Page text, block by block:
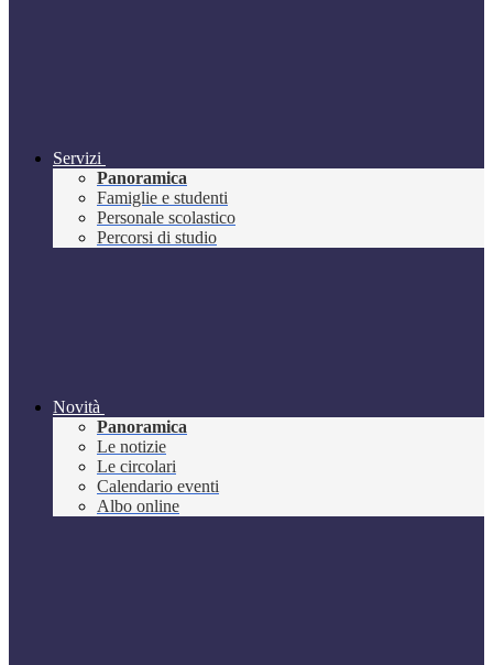
Servizi
Panoramica
Famiglie e studenti
Personale scolastico
Percorsi di studio
Novità
Panoramica
Le notizie
Le circolari
Calendario eventi
Albo online